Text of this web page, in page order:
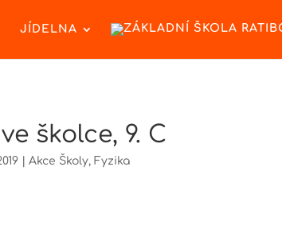
JÍDELNA
školce, 9. C
|Akce Školy, Fyzika